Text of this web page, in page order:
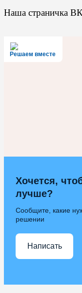
Наша страничка
Решаем вместе
Хочется,
лучше?
Сообщите, какие
решении
Написать